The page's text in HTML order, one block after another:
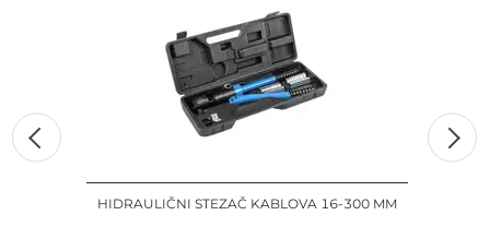
HIDRAULIČNI STEZAČ KABLOVA 16-300 MM